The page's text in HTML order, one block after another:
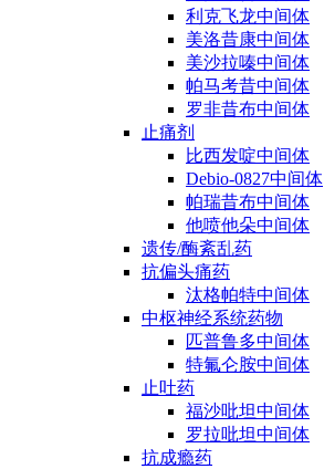
利克飞龙中间体
美洛昔康中间体
美沙拉嗪中间体
帕马考昔中间体
罗非昔布中间体
止痛剂
比西发啶中间体
Debio-0827中间体
帕瑞昔布中间体
他喷他朵中间体
遗传/酶紊乱药
抗偏头痛药
汰格帕特中间体
中枢神经系统药物
匹普鲁多中间体
特氟仑胺中间体
止吐药
福沙吡坦中间体
罗拉吡坦中间体
抗成瘾药